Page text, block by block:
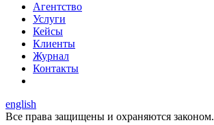
Агентство
Услуги
Кейсы
Клиенты
Журнал
Контакты
english
Все права защищены и охраняются законом.